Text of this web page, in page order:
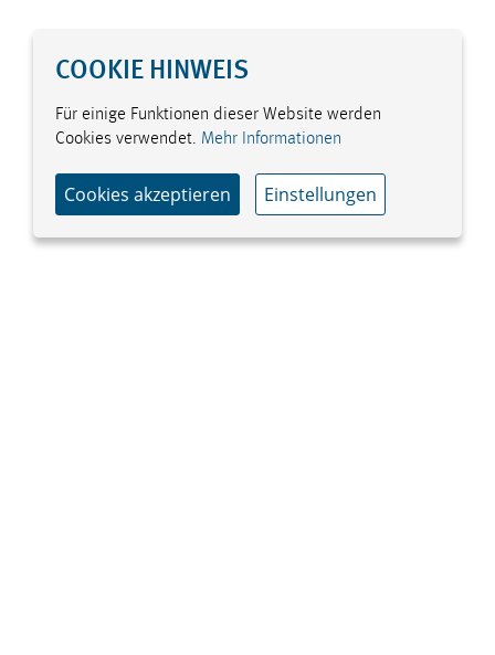
COOKIE HINWEIS
Für einige Funktionen dieser Website werden
Cookies verwendet. Mehr Informationen
Cookies akzeptieren Einstellungen